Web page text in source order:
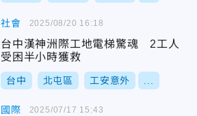
社會
台中漢神洲際工地電梯驚魂 2工人
受困半小時獲救
台中 北屯區 工安意外
2025/08/20 16:18
國際 2025/07/17 15:43